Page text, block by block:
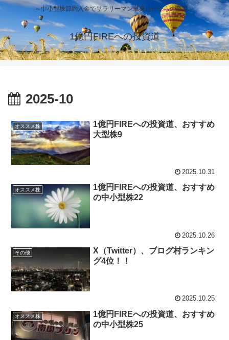
～中小型株節約入金でサラリーマン単身赴任からの卒業～
1億円FIREへの投資道
2025-10
オススメ株
1億円FIREへの投資道、おすすめ
大型株9
2025.10.31
オススメ株
1億円FIREへの投資道、おすすめ
の中小型株22
2025.10.26
その他
X（Twitter）、ブログ村ランキン
グ4位！！
2025.10.25
オススメ株
1億円FIREへの投資道、おすすめ
の中小型株25